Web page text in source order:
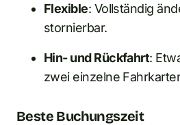
Flexible: Vollständig
stornierbar.
Hin- und Rückfahrt:
zwei einzelne
Beste Buchungszeit